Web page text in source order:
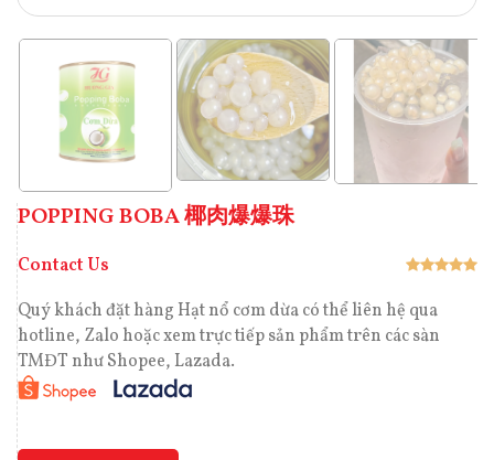
POPPING BOBA 椰肉爆爆珠
Contact Us
Quý khách đặt hàng Hạt nổ cơm dừa có thể liên hệ qua
hotline, Zalo hoặc xem trực tiếp sản phẩm trên các sàn
TMĐT như Shopee, Lazada.